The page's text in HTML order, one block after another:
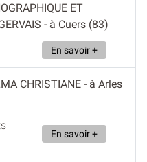
ET
- à Cuers (83)
En savoir +
CHRISTIANE - à Arles
En savoir +